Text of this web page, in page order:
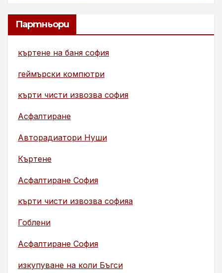
Партньори
къртене на баня софия
геймърски компютри
кърти чисти извозва софия
Асфалтиране
Авторадиатори Нуши
Къртене
Асфалтиране София
кърти чисти извозва софияа
Гоблени
Асфалтиране София
изкупуване на коли Бъгси